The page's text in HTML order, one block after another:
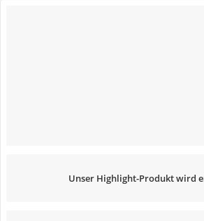
Unser Highlight-Produkt wird